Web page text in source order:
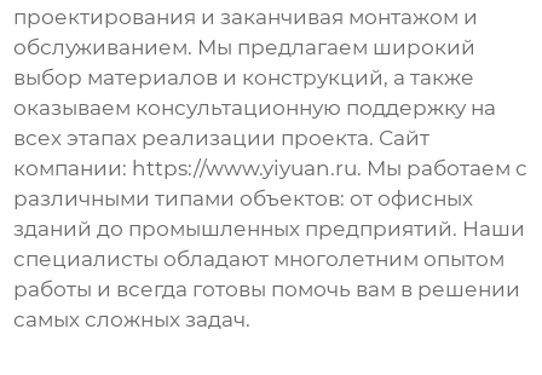
проектирования и заканчивая монтажом и
обслуживанием. Мы предлагаем широкий
выбор материалов и конструкций, а также
оказываем консультационную поддержку на
всех этапах реализации проекта. Сайт
компании: https://www.yiyuan.ru. Мы работаем с
различными типами объектов: от офисных
зданий до промышленных предприятий. Наши
специалисты обладают многолетним опытом
работы и всегда готовы помочь вам в решении
самых сложных задач.